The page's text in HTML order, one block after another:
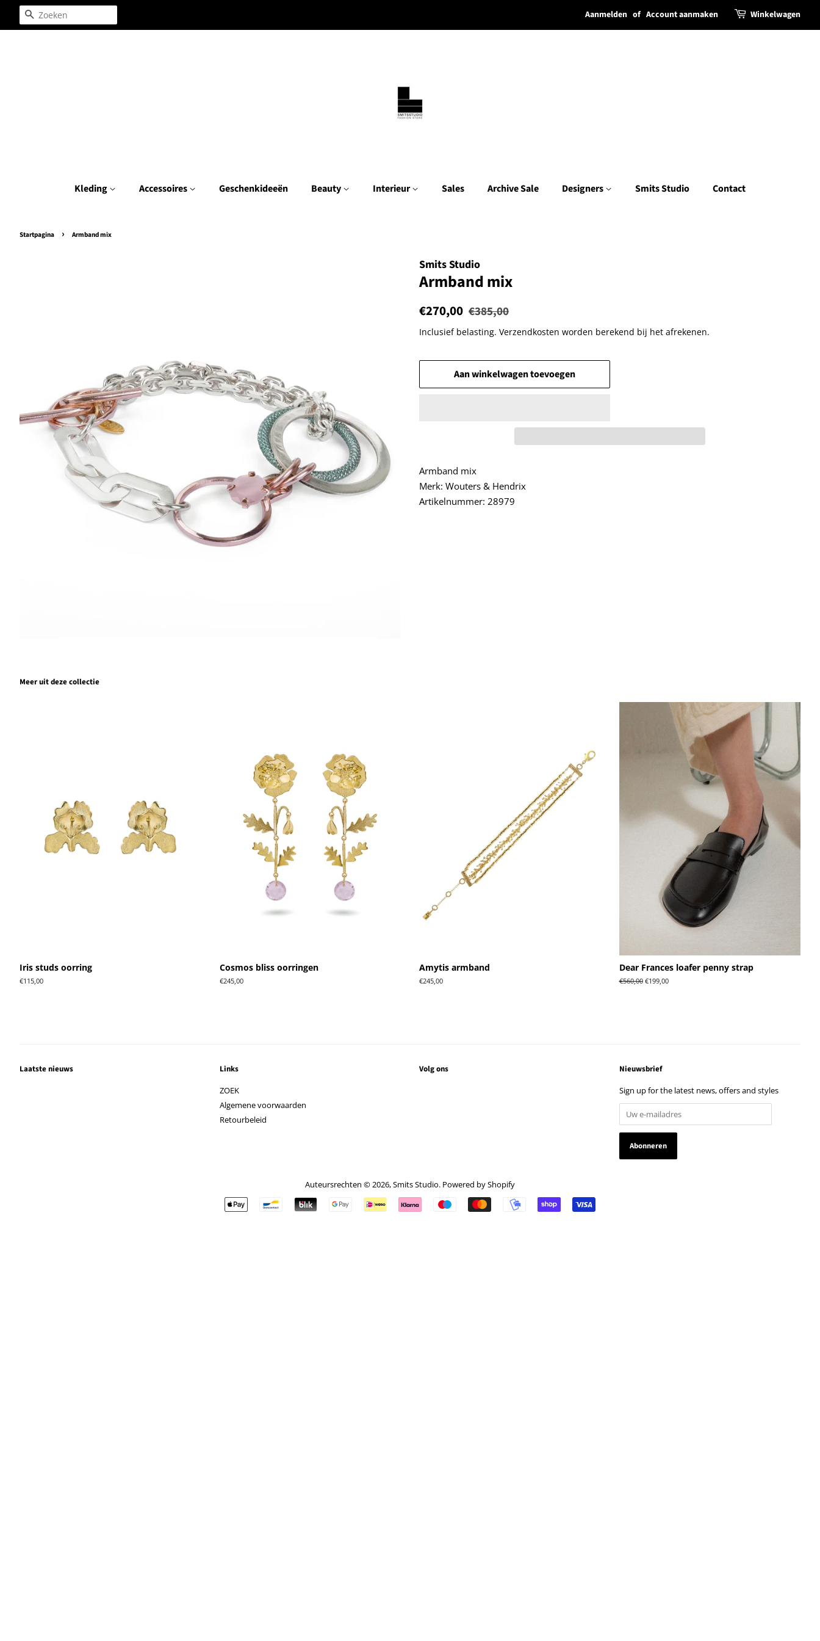
Zoeken Aanmelden of Account aanmaken Winkelwagen
Kleding Accessoires Geschenkideeën Beauty Interieur Sales Archive Sale Designers Smits Studio Contact
Startpagina › Armband mix
Smits Studio
Armband mix
Normale
€270,00 Aanbiedingsprijs
€385,00
Inclusief belasting. Verzendkosten worden berekend bij het afrekenen.
Aan winkelwagen toevoegen
Armband mix
Merk: Wouters & Hendrix
Artikelnummer: 28979
Meer uit deze collectie
Iris studs oorring
Normale
€115,00
Cosmos bliss oorringen
Normale
€245,00
Amytis armband
Normale
€245,00
Dear Frances loafer penny strap
Normale
€560,00 Aanbiedingsprijs
€199,00
Laatste nieuws
Links
ZOEK
Algemene voorwaarden
Retourbeleid
Volg ons
Nieuwsbrief
Sign up for the latest news, offers and styles
Auteursrechten © 2026,Smits Studio. Powered by Shopify
Betalingspictogrammen